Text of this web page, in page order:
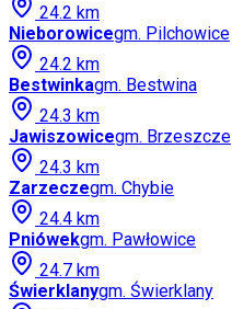
24.2 km
Nieborowicegm. Pilchowice
24.2 km
Bestwinkagm. Bestwina
24.3 km
Jawiszowicegm. Brzeszcze
24.3 km
Zarzeczegm. Chybie
24.4 km
Pniówekgm. Pawłowice
24.7 km
Świerklanygm. Świerklany